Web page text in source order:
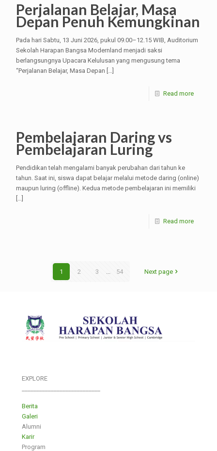
Perjalanan Belajar, Masa
Depan Penuh Kemungkinan
Pada hari Sabtu, 13 Juni 2026, pukul 09.00–12.15 WIB, Auditorium
Sekolah Harapan Bangsa Modernland menjadi saksi
berlangsungnya Upacara Kelulusan yang mengusung tema
“Perjalanan Belajar, Masa Depan […]
Read more
Pembelajaran Daring vs
Pembelajaran Luring
Pendidikan telah mengalami banyak perubahan dari tahun ke
tahun. Saat ini, siswa dapat belajar melalui metode daring (online)
maupun luring (offline). Kedua metode pembelajaran ini memiliki
[…]
Read more
1 2 3 ... 54 Next page
EXPLORE
Berita
Galeri
Alumni
Karir
Program